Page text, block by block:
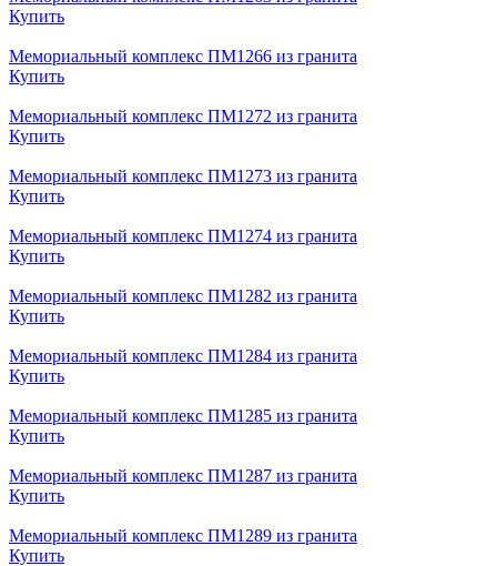
Купить
Мемориальный комплекс ПМ1266 из гранита
Купить
Мемориальный комплекс ПМ1272 из гранита
Купить
Мемориальный комплекс ПМ1273 из гранита
Купить
Мемориальный комплекс ПМ1274 из гранита
Купить
Мемориальный комплекс ПМ1282 из гранита
Купить
Мемориальный комплекс ПМ1284 из гранита
Купить
Мемориальный комплекс ПМ1285 из гранита
Купить
Мемориальный комплекс ПМ1287 из гранита
Купить
Мемориальный комплекс ПМ1289 из гранита
Купить